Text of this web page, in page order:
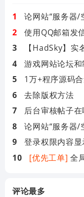
论网站“服务器/
使用QQ邮箱发
【HadSky】实
游戏网站论坛和
1万+程序源码
去除版权方法
后台审核帖子
论网站“服务器/
登录权限内容
[优先工单] 全
评论最多